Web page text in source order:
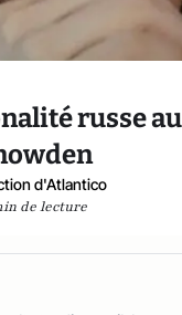
russe
d'Atlantico
de lecture